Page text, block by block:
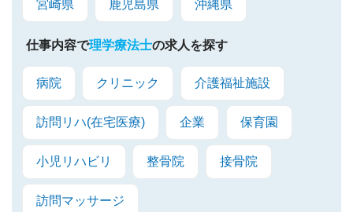
宮崎県 鹿児島県 沖縄県
仕事内容で理学療法士の求人を探す
病院 クリニック 介護福祉施設
訪問リハ(在宅医療) 企業 保育園
小児リハビリ 整骨院 接骨院
訪問マッサージ